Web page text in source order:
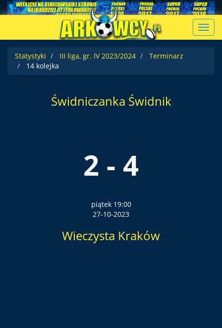
Statystyki
III liga, gr. IV 2023/2024
Terminarz
14 kolejka
Świdniczanka Świdnik
2 - 4
piątek 19:00
27-10-2023
Wieczysta Kraków